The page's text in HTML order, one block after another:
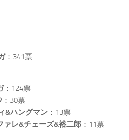
：341票
：124票
：30票
&ハングマン ：13票
ァレ&チェーズ&裕二郎 ：11票